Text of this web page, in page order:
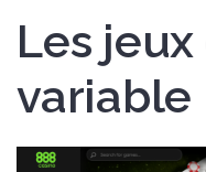
Les
variable